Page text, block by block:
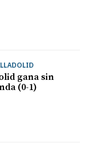
gana sin
(0-1)